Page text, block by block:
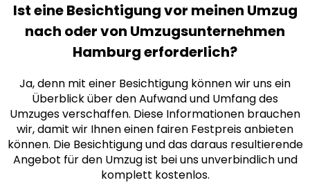
Ist eine Besichtigung vor meinen Umzug
nach oder von Umzugsunternehmen
Hamburg erforderlich?
Ja, denn mit einer Besichtigung können wir uns ein
Überblick über den Aufwand und Umfang des
Umzuges verschaffen. Diese Informationen brauchen
wir, damit wir Ihnen einen fairen Festpreis anbieten
können. Die Besichtigung und das daraus resultierende
Angebot für den Umzug ist bei uns unverbindlich und
komplett kostenlos.